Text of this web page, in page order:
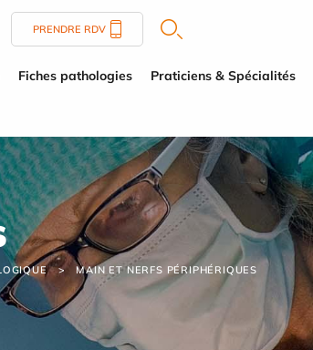
PRENDRE RDV
Fiches pathologies Praticiens & Spécialités
MAIN ET NERFS PÉRIPHÉRIQUES